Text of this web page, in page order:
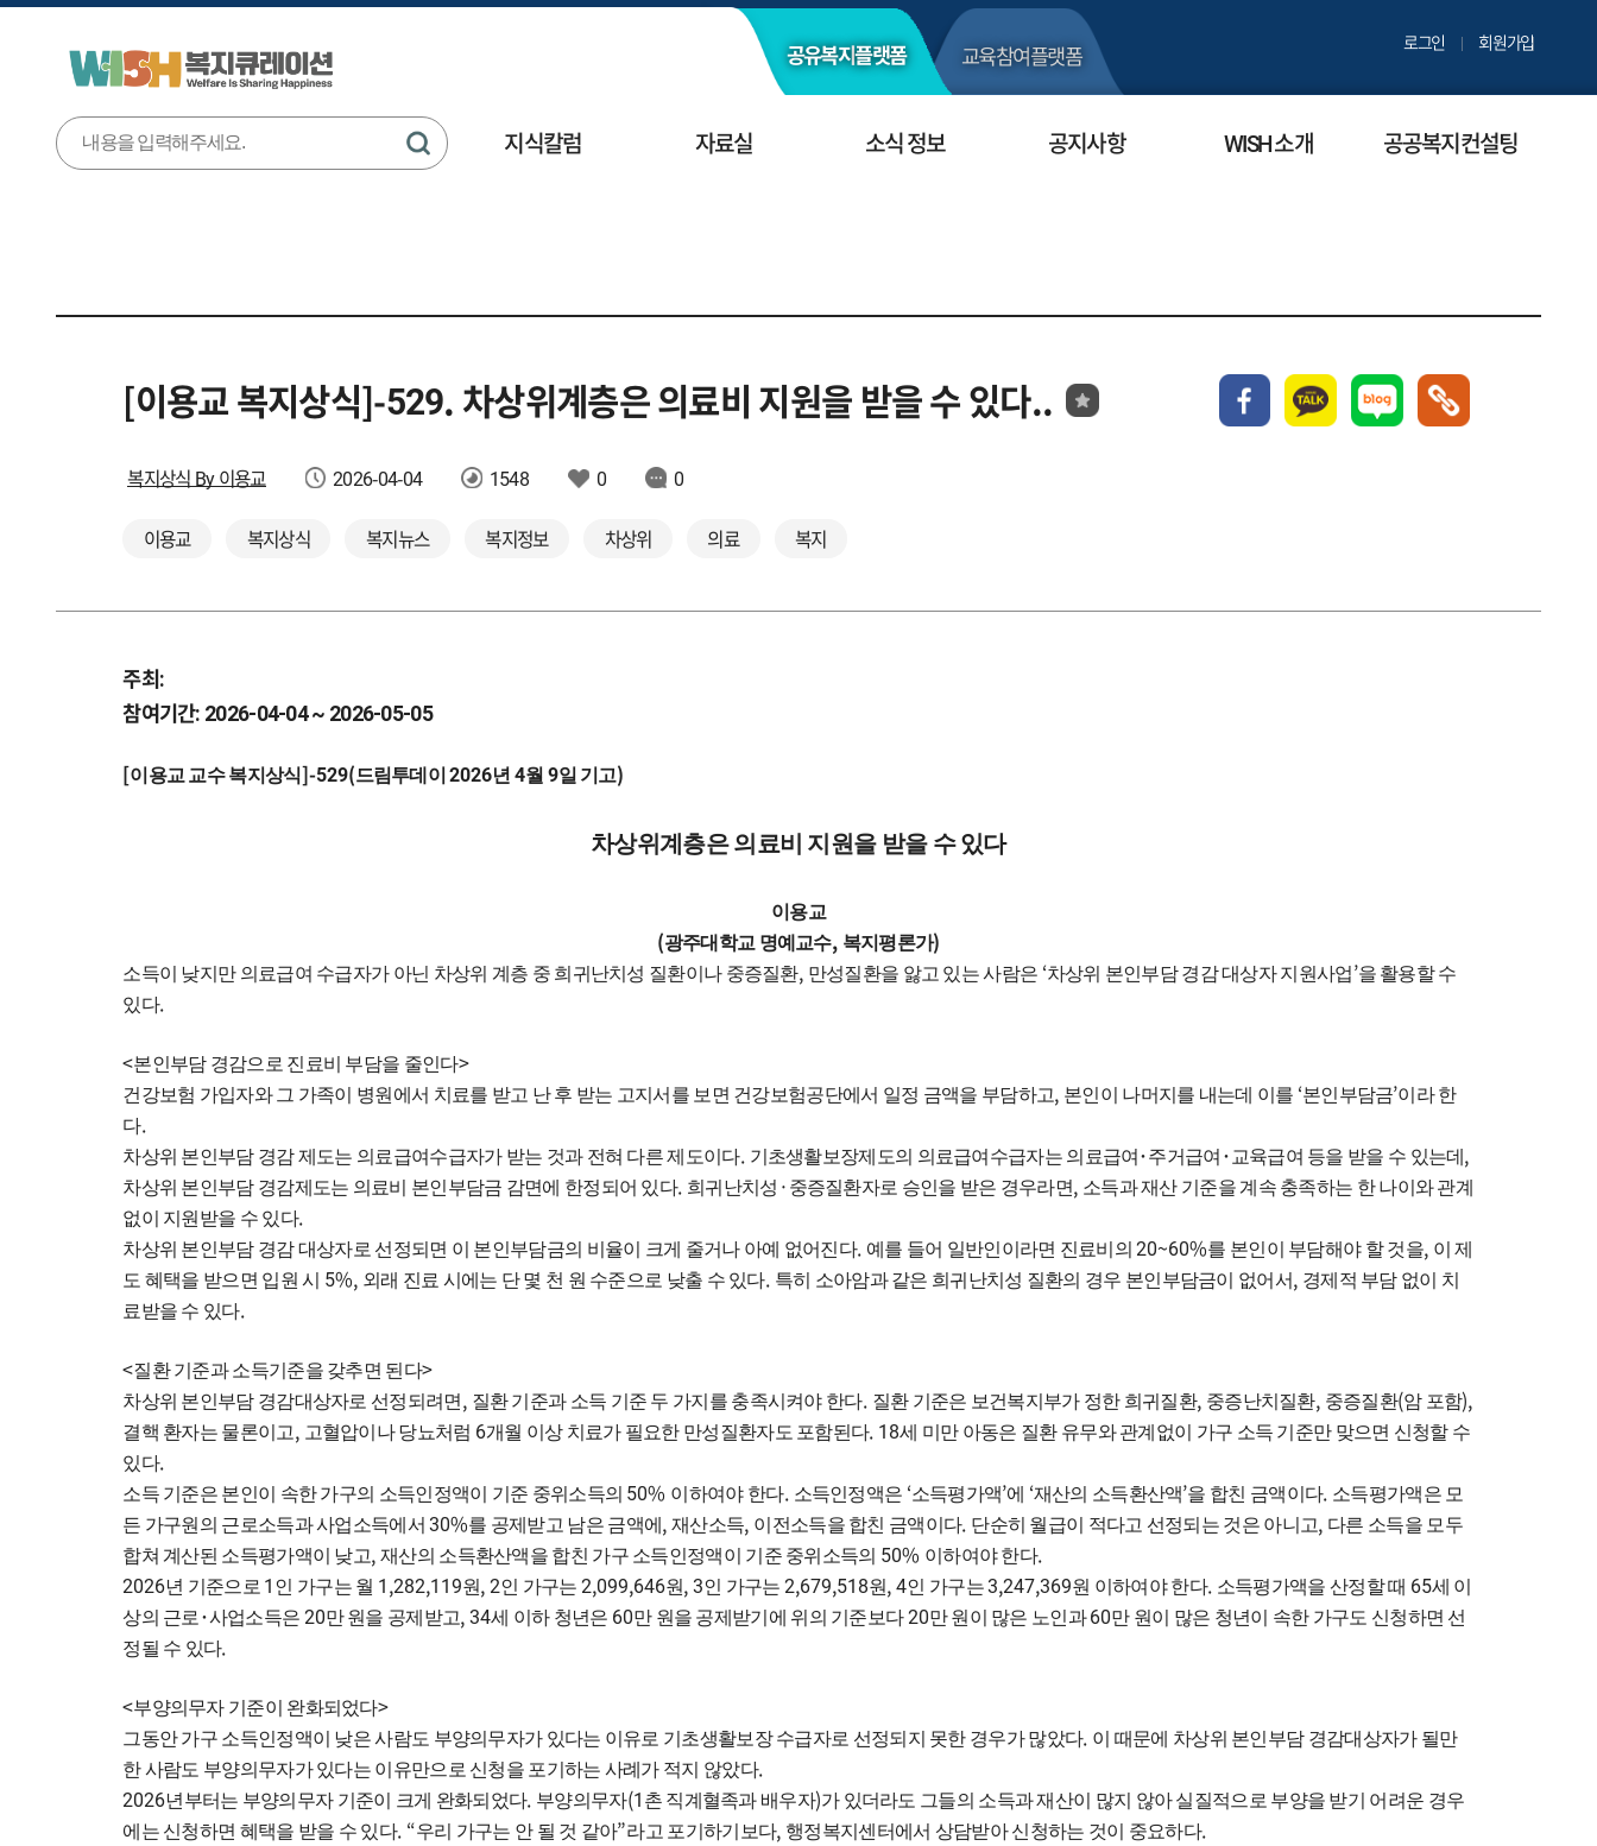
공유복지플랫폼 교육참여플랫폼 로그인 회원가입
지식칼럼 자료실 소식 정보 공지사항 WISH 소개 공공복지컨설팅
[이용교 복지상식]-529. 차상위계층은 의료비 지원을 받을 수 있다..
복지상식 By 이용교 2026-04-04 1548 0 0
이용교 복지상식 복지뉴스 복지정보 차상위 의료 복지
주최:
참여기간: 2026-04-04 ~ 2026-05-05
[이용교 교수 복지상식]-529(드림투데이2026년 4월 9일 기고)
차상위계층은 의료비 지원을 받을 수 있다
이용교
(광주대학교 명예교수, 복지평론가)
소득이 낮지만 의료급여 수급자가 아닌 차상위 계층 중 희귀난치성 질환이나 중증질환, 만성질환을 앓고 있는 사람은 ‘차상위 본인부담 경감 대상자 지원사업’을 활용할 수
있다.
<본인부담 경감으로 진료비 부담을 줄인다>
건강보험 가입자와 그 가족이 병원에서 치료를 받고 난 후 받는 고지서를 보면 건강보험공단에서 일정 금액을 부담하고, 본인이 나머지를 내는데 이를 ‘본인부담금’이라 한
다.
차상위 본인부담 경감 제도는 의료급여수급자가 받는 것과 전혀 다른 제도이다. 기초생활보장제도의 의료급여수급자는 의료급여 ･주거급여 ･ 교육급여 등을 받을 수 있는데 ,
차상위 본인부담 경감제도는 의료비 본인부담금 감면에 한정되어 있다. 희귀난치성 · 중증질환자로 승인을 받은 경우라면, 소득과 재산 기준을 계속 충족하는 한 나이와 관계
없이 지원받을 수 있다.
차상위 본인부담 경감 대상자로 선정되면 이 본인부담금의 비율이 크게 줄거나 아예 없어진다. 예를 들어 일반인이라면 진료비의20~60%를 본인이 부담해야 할 것을, 이 제
도 혜택을 받으면 입원 시 5%, 외래 진료 시에는 단 몇 천 원 수준으로 낮출 수 있다. 특히 소아암과 같은 희귀난치성 질환의 경우 본인부담금이 없어서, 경제적 부담 없이 치
료받을 수 있다.
<질환 기준과 소득기준을 갖추면 된다>
차상위 본인부담 경감대상자로 선정되려면 , 질환 기준과 소득 기준 두 가지를 충족시켜야 한다. 질환 기준은 보건복지부가 정한 희귀질환, 중증난치질환, 중증질환(암 포함),
결핵 환자는 물론이고, 고혈압이나 당뇨처럼 6개월 이상 치료가 필요한 만성질환자도 포함된다. 18세 미만 아동은 질환 유무와 관계없이 가구 소득 기준만 맞으면 신청할 수
있다.
소득 기준은 본인이 속한 가구의 소득인정액이 기준 중위소득의 50% 이하여야 한다. 소득인정액은 ‘소득평가액’에 ‘재산의 소득환산액’을 합친 금액이다. 소득평가액은 모
든 가구원의 근로소득과 사업소득에서30%를 공제받고 남은 금액에 ,재산소득, 이전소득을 합친 금액이다. 단순히 월급이 적다고 선정되는 것은 아니고, 다른 소득을 모두
합쳐 계산된 소득평가액이 낮고,재산의 소득환산액을 합친 가구 소득인정액이 기준 중위소득의 50% 이하여야 한다.
2026년 기준으로 1 인 가구는 월 1,282,119원, 2인 가구는 2,099,646원, 3인 가구는2,679,518원, 4인 가구는3,247,369원 이하여야 한다. 소득평가액을 산정할 때 65세 이
상의 근로 ･사업소득은 20만 원을 공제받고, 34세 이하 청년은 60만 원을 공제받기에 위의 기준보다20만 원이 많은 노인과60만 원이 많은 청년이 속한 가구도 신청하면 선
정될 수 있다.
<부양의무자 기준이 완화되었다>
그동안 가구 소득인정액이 낮은 사람도 부양의무자가 있다는 이유로 기초생활보장 수급자로 선정되지 못한 경우가 많았다. 이 때문에 차상위 본인부담 경감대상자가 될만
한 사람도 부양의무자가 있다는 이유만으로 신청을 포기하는 사례가 적지 않았다.
2026년부터는 부양의무자 기준이 크게 완화되었다. 부양의무자(1 촌 직계혈족과 배우자)가 있더라도 그들의 소득과 재산이 많지 않아 실질적으로 부양을 받기 어려운 경우
에는 신청하면 혜택을 받을 수 있다. “우리 가구는 안 될 것 같아”라고 포기하기보다, 행정복지센터에서 상담받아 신청하는 것이 중요하다.